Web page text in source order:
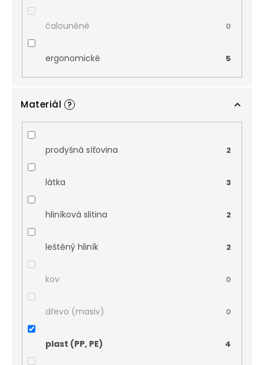
čalouněné 0
ergonomické 5
Materiál ?
prodyšná síťovina 2
látka 3
hliníková slitina 2
leštěný hliník 2
kov 0
dřevo (masiv) 0
plast (PP, PE) 4